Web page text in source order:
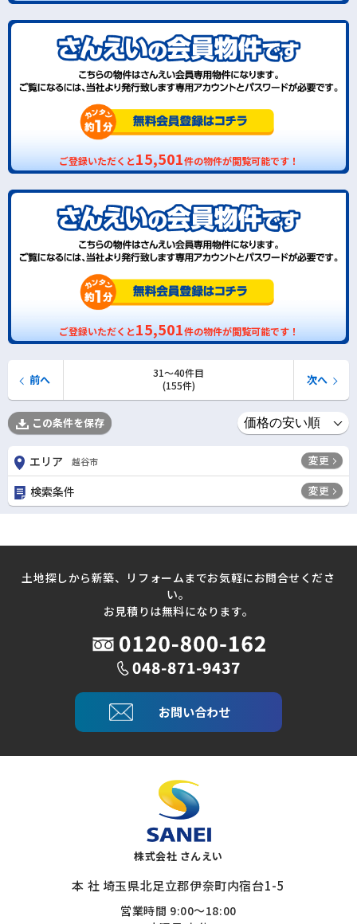
ご登録いただくと15,501件の物件が閲覧可能です！
ご登録いただくと15,501件の物件が閲覧可能です！
31〜40件目
(155件)
前へ 次へ
この条件を保存
エリア 越谷市 変更
検索条件 変更
土地探しから新築、リフォームまでお気軽にお問合せくださ
い。
お見積りは無料になります。
お問い合わせ
株式会社 さんえい
本 社 埼玉県北足立郡伊奈町内宿台1-5
営業時間 9:00～18:00